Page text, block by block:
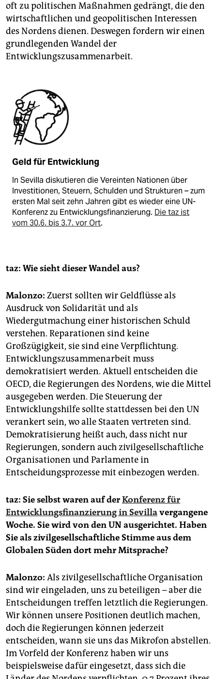
oft zu politischen Maßnahmen gedrängt, die den
wirtschaftlichen und geopolitischen Interessen
des Nordens dienen. Deswegen fordern wir einen
grundlegenden Wandel der
Entwicklungszusammenarbeit.
Geld für Entwicklung
In Sevilla diskutieren die Vereinten Nationen über
Investitionen, Steuern, Schulden und Strukturen – zum
ersten Mal seit zehn Jahren gibt es wieder eine UN-
Konferenz zu Entwicklungsfinanzierung. Die taz ist
vom 30.6. bis 3.7. vor Ort.
taz: Wie sieht dieser Wandel aus?
Malonzo: Zuerst sollten wir Geldflüsse als
Ausdruck von Solidarität und als
Wiedergutmachung einer historischen Schuld
verstehen. Reparationen sind keine
Großzügigkeit, sie sind eine Verpflichtung.
Entwicklungszusammenarbeit muss
demokratisiert werden. Aktuell entscheiden die
OECD, die Regierungen des Nordens, wie die Mittel
ausgegeben werden. Die Steuerung der
Entwicklungshilfe sollte stattdessen bei den UN
verankert sein, wo alle Staaten vertreten sind.
Demokratisierung heißt auch, dass nicht nur
Regierungen, sondern auch zivilgesellschaftliche
Organisationen und Parlamente in
Entscheidungsprozesse mit einbezogen werden.
taz: Sie selbst waren auf derKonferenz für
Entwicklungsfinanzierung in Sevillavergangene
Woche. Sie wird von den UN ausgerichtet. Haben
Sie als zivilgesellschaftliche Stimme aus dem
Globalen Süden dort mehr Mitsprache?
Malonzo: Als zivilgesellschaftliche Organisation
sind wir eingeladen, uns zu beteiligen – aber die
Entscheidungen treffen letztlich die Regierungen.
Wir können unsere Positionen deutlich machen,
doch die Regierungen können jederzeit
entscheiden, wann sie uns das Mikrofon abstellen.
Im Vorfeld der Konferenz haben wir uns
beispielsweise dafür eingesetzt, dass sich die